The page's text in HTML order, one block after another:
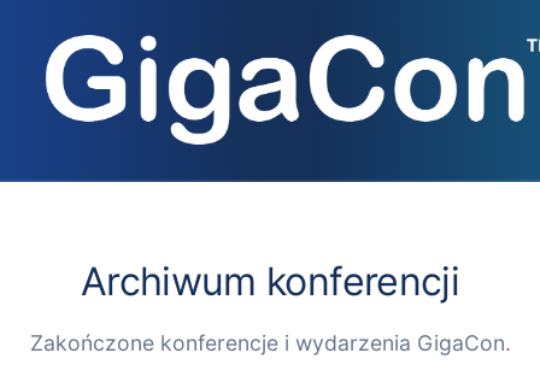
treści
Archiwum konferencji
Zakończone konferencje i wydarzenia GigaCon.